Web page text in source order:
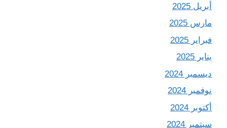
أبريل 2025
مارس 2025
فبراير 2025
يناير 2025
ديسمبر 2024
نوفمبر 2024
أكتوبر 2024
سبتمبر 2024